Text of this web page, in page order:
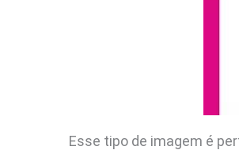
Esse tipo de imagem é